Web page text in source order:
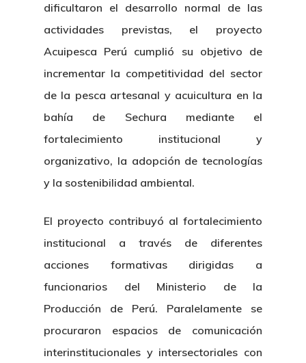
dificultaron el desarrollo normal de las
actividades previstas, el proyecto
Acuipesca Perú cumplió su objetivo de
incrementar la competitividad del sector
de la pesca artesanal y acuicultura en la
bahía de Sechura mediante el
fortalecimiento institucional y
organizativo, la adopción de tecnologías
y la sostenibilidad ambiental.
El proyecto contribuyó al fortalecimiento
institucional a través de diferentes
acciones formativas dirigidas a
funcionarios del Ministerio de la
Producción de Perú. Paralelamente se
procuraron espacios de comunicación
interinstitucionales y intersectoriales con